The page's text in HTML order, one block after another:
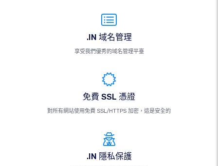
.IN 域名管理
享受我們優秀的域名管理平臺
免費 SSL 憑證
對所有網站使用免費 SSL/HTTPS 加密，這是安全的
.IN 隱私保護